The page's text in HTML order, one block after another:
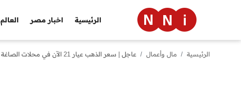
الرئيسية اخبار مصر العالم
الرئيسية مال وأعمال عاجل | سعر الذهب عيار 21 الآن في محلات الصاغة يحدث تحديثًا جديدًا